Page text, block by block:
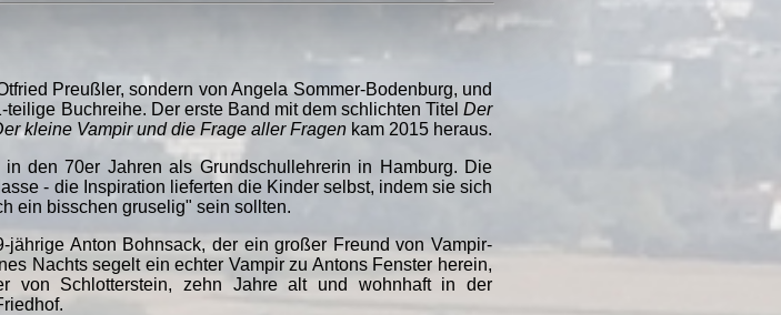
Preußler, sondern von Angela Sommer-Bodenburg, und
Buchreihe. Der erste Band mit dem schlichten Titel Der
kleine Vampir und die Frage aller Fragen kam 2015 heraus.
den 70er Jahren als Grundschullehrerin in Hamburg. Die
- die Inspiration lieferten die Kinder selbst, indem sie sich
ein bisschen gruselig" sein sollten.
Anton Bohnsack, der ein großer Freund von Vampir-
Nachts segelt ein echter Vampir zu Antons Fenster herein,
von Schlotterstein, zehn Jahre alt und wohnhaft in der